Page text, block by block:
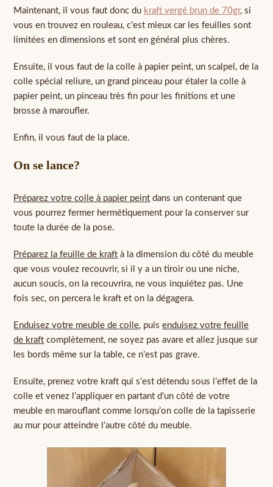
Maintenant, il vous faut donc du kraft vergé brun de 70gr, si
vous en trouvez en rouleau, c’est mieux car les feuilles sont
limitées en dimensions et sont en général plus chères.
Ensuite, il vous faut de la colle à papier peint, un scalpel, de la
colle spécial reliure, un grand pinceau pour étaler la colle à
papier peint, un pinceau très fin pour les finitions et une
brosse à maroufler.
Enfin, il vous faut de la place.
On se lance?
Préparez votre colle à papier peint dans un contenant que
vous pourrez fermer hermétiquement pour la conserver sur
toute la durée de la pose.
Préparez la feuille de kraft à la dimension du côté du meuble
que vous voulez recouvrir, si il y a un tiroir ou une niche,
aucun soucis, on la recouvrira, ne vous inquiétez pas. Une
fois sec, on percera le kraft et on la dégagera.
Enduisez votre meuble de colle, puisenduisez votre feuille
de kraft complètement, ne soyez pas avare et allez jusque sur
les bords même sur la table, ce n’est pas grave.
Ensuite, prenez votre kraft qui s’est détendu sous l’effet de la
colle et venez l’appliquer en partant d’un côté de votre
meuble en marouflant comme lorsqu’on colle de la tapisserie
au mur pour atteindre l’autre côté du meuble.